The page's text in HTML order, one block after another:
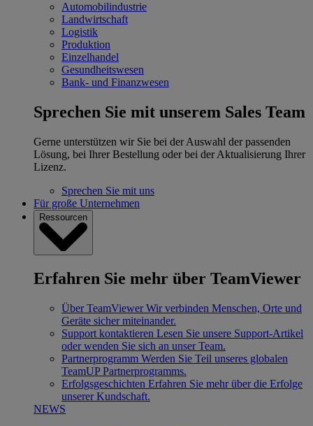
Automobilindustrie
Landwirtschaft
Logistik
Produktion
Einzelhandel
Gesundheitswesen
Bank- und Finanzwesen
Sprechen Sie mit unserem Sales Team
Gerne unterstützen wir Sie bei der Auswahl der passenden
Lösung, bei Ihrer Bestellung oder bei der Aktualisierung Ihrer
Lizenz.
Sprechen Sie mit uns
Für große Unternehmen
Ressourcen
Erfahren Sie mehr über TeamViewer
Über TeamViewer Wir verbinden Menschen, Orte und
Geräte sicher miteinander.
Support kontaktieren Lesen Sie unsere Support-Artikel
oder wenden Sie sich an unser Team.
Partnerprogramm Werden Sie Teil unseres globalen
TeamUP Partnerprogramms.
Erfolgsgeschichten Erfahren Sie mehr über die Erfolge
unserer Kundschaft.
NEWS